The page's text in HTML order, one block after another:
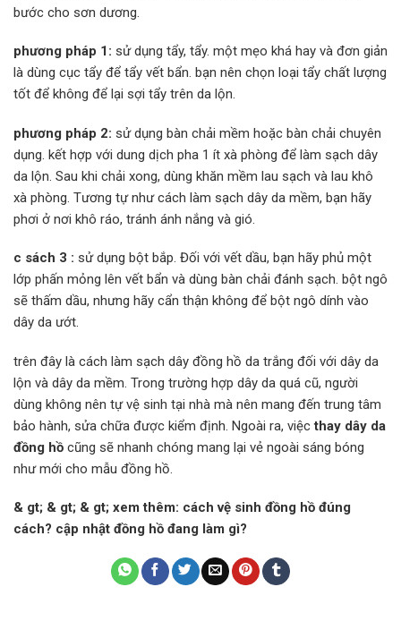
bước cho sơn dương.
phương pháp 1: sử dụng tẩy, tẩy. một mẹo khá hay và đơn giản
là dùng cục tẩy để tẩy vết bẩn. bạn nên chọn loại tẩy chất lượng
tốt để không để lại sợi tẩy trên da lộn.
phương pháp 2: sử dụng bàn chải mềm hoặc bàn chải chuyên
dụng. kết hợp với dung dịch pha 1 ít xà phòng để làm sạch dây
da lộn. Sau khi chải xong, dùng khăn mềm lau sạch và lau khô
xà phòng. Tương tự như cách làm sạch dây da mềm, bạn hãy
phơi ở nơi khô ráo, tránh ánh nắng và gió.
c sách 3 : sử dụng bột bắp. Đối với vết dầu, bạn hãy phủ một
lớp phấn mỏng lên vết bẩn và dùng bàn chải đánh sạch. bột ngô
sẽ thấm dầu, nhưng hãy cẩn thận không để bột ngô dính vào
dây da ướt.
trên đây là cách làm sạch dây đồng hồ da trắng đối với dây da
lộn và dây da mềm. Trong trường hợp dây da quá cũ, người
dùng không nên tự vệ sinh tại nhà mà nên mang đến trung tâm
bảo hành, sửa chữa được kiểm định. Ngoài ra, việcthay dây da
đồng hồ cũng sẽ nhanh chóng mang lại vẻ ngoài sáng bóng
như mới cho mẫu đồng hồ.
& gt; & gt; & gt; xem thêm: cách vệ sinh đồng hồ đúng
cách? cập nhật đồng hồ đang làm gì?